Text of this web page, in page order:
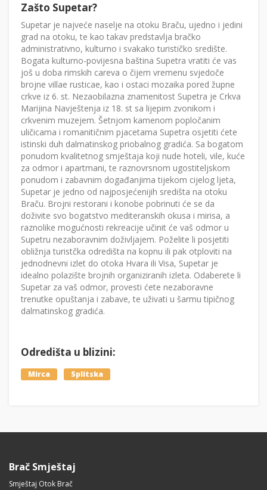
Zašto Supetar?
Supetar je najveće naselje na otoku Braču, ujedno i jedini
grad na otoku, te kao takav predstavlja bračko
administrativno, kulturno i svakako turističko središte.
Bogata kulturno-povijesna baština Supetra vratiti će vas
još u doba rimskih careva o čijem vremenu svjedoče
brojne villae rusticae, kao i ostaci mozaika pored župne
crkve iz 6. st. Nezaobilazna znamenitost Supetra je Crkva
Marijina Navještenja iz 18. st sa lijepim zvonikom i
crkvenim muzejem. Šetnjom kamenom popločanim
uličicama i romanitičnim pjacetama Supetra osjetiti ćete
istinski duh dalmatinskog priobalnog gradića. Sa bogatom
ponudom kvalitetnog smještaja koji nude hoteli, vile, kuće
za odmor i apartmani, te raznovrsnom ugostiteljskom
ponudom i zabavnim događanjima tijekom cijelog ljeta,
Supetar je jedno od najposjećenijih središta na otoku
Braču. Brojni restorani i konobe pobrinuti će se da
doživite svo bogatstvo mediteranskih okusa i mirisa, a
raznolike mogućnosti rekreacije učinit će vaš odmor u
Supetru nezaboravnim doživljajem. Poželite li posjetiti
obližnja turistčka odredišta na kopnu ili pak otploviti na
jednodnevni izlet do otoka Hvara ili Visa, Supetar je
idealno polazište brojnih organiziranih izleta. Odaberete li
Supetar za vaš odmor, provesti ćete nezaboravne
trenutke opuštanja i zabave, te uživati u šarmu tipičnog
dalmatinskog gradića.
Odredišta u blizini:
Mirca Splitska
Brač Smještaj
Smještaj Otok Brač